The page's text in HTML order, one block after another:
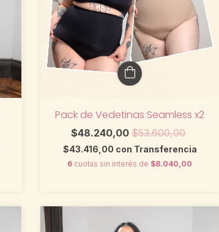
Pack de Vedetinas Seamless x2
$48.240,00$53.600,00
$43.416,00 con Transferencia
6 cuotas sin interés de $8.040,00